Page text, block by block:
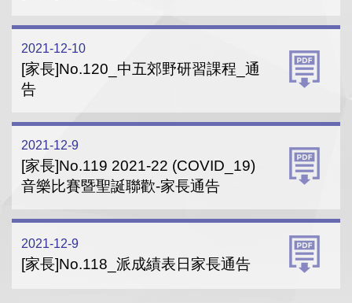
2021-12-10
[家長]No.120_中五郊野研習課程_通
告
2021-12-9
[家長]No.119 2021-22 (COVID_19)
音樂比賽暨聖誕聯歡-家長通告
2021-12-9
[家長]No.118_派成績表日家長通告